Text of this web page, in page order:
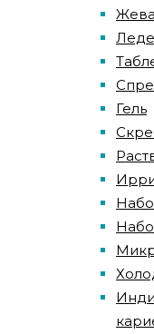
Гель